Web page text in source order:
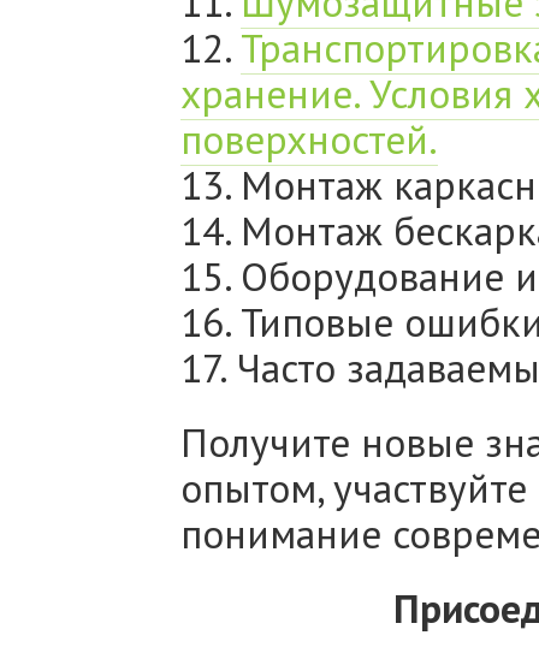
12.
хранение.
поверхностей.
13. Монтаж
14. Монтаж
15. Оборудование
16. Типовые
17. Часто
Получите новые
опытом,
понимание